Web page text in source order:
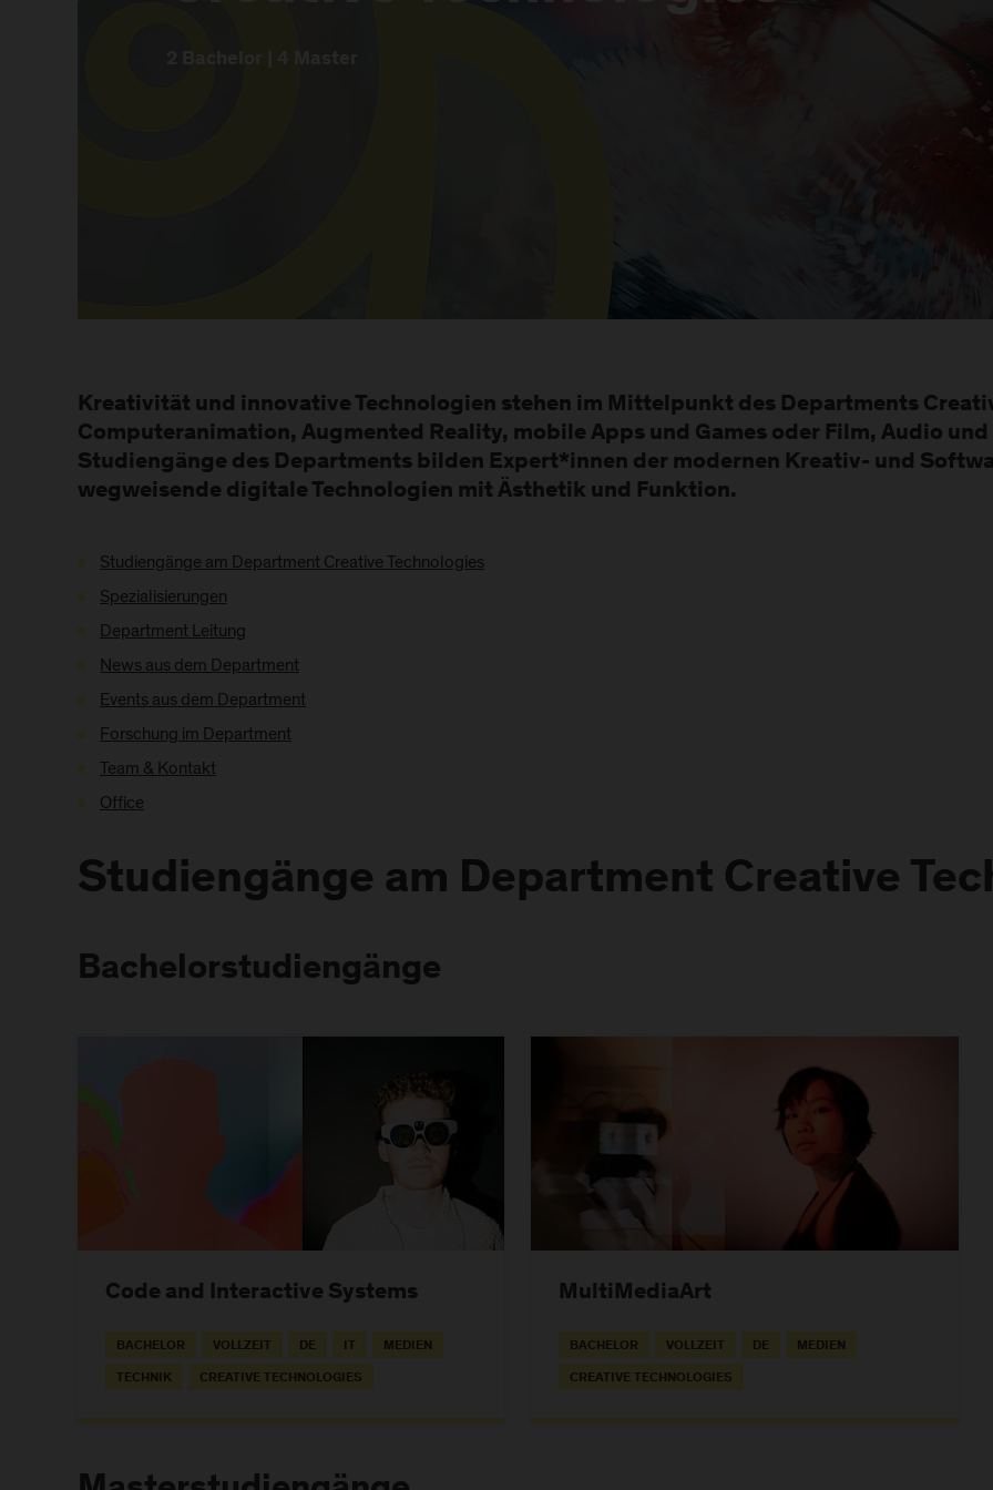
Kreativität und innovative Technologien stehen im Mittelpunkt des Departments
Computeranimation, Augmented Reality, mobile Apps und Games oder Film, Audio
Studiengänge des Departments bilden Expert*innen der modernen Kreativ- und
wegweisende digitale Technologien mit Ästhetik und Funktion.
Studiengänge am Department Creative Technologies
Spezialisierungen
Department Leitung
News aus dem Department
Events aus dem Department
Forschung im Department
Team & Kontakt
Office
Studiengänge am Department Creative
Bachelorstudiengänge
Code and Interactive Systems
BACHELOR VOLLZEIT DE IT MEDIEN
TECHNIK CREATIVE TECHNOLOGIES
MultiMediaArt
BACHELOR VOLLZEIT DE MEDIEN
CREATIVE TECHNOLOGIES